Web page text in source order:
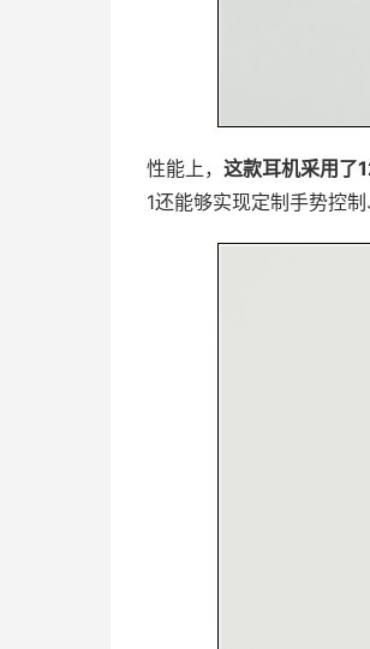
性能上， 这款耳机采用了
1还能够实现定制手势控制